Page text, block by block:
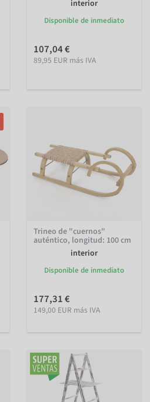
interior
Disponible de inmediato
107,04 €
89,95 EUR más IVA
Trineo de "cuernos"
auténtico, longitud: 100 cm
interior
Disponible de inmediato
177,31 €
149,00 EUR más IVA